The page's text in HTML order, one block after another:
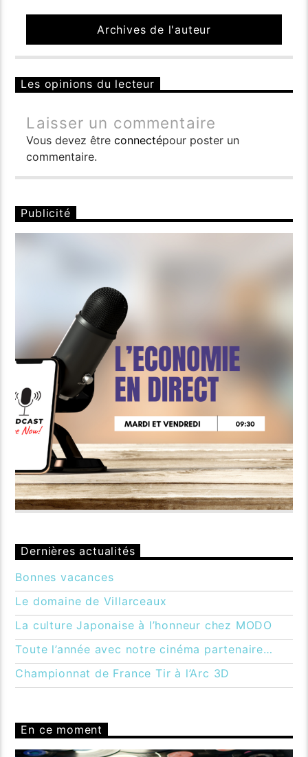
Archives de l'auteur
Les opinions du lecteur
Laisser un commentaire
Vous devez êtreconnectépour poster un
commentaire.
Publicité
Dernières actualités
Bonnes vacances
Le domaine de Villarceaux
La culture Japonaise à l’honneur chez MODO
Toute l’année avec notre cinéma partenaire…
Championnat de France Tir à l’Arc 3D
En ce moment